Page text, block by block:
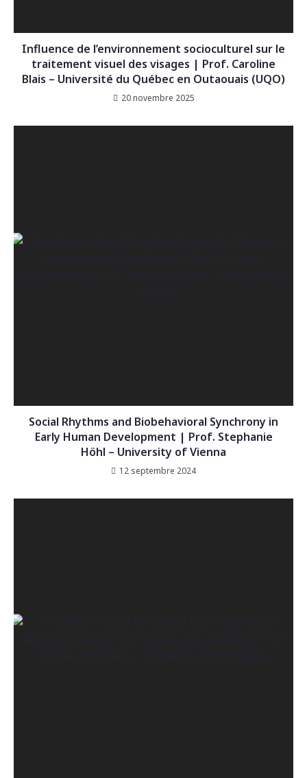
Influence de l’environnement socioculturel sur le
traitement visuel des visages | Prof. Caroline
Blais – Université du Québec en Outaouais (UQO)
20 novembre 2025
Social Rhythms and Biobehavioral Synchrony in
Early Human Development | Prof. Stephanie
Höhl – University of Vienna
12 septembre 2024